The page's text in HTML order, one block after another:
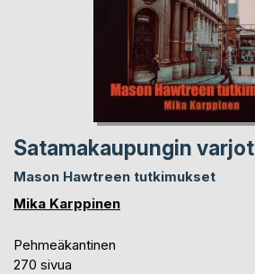
Satamakaupungin varjot
Mason Hawtreen tutkimukset
Mika Karppinen
Pehmeäkantinen
270 sivua